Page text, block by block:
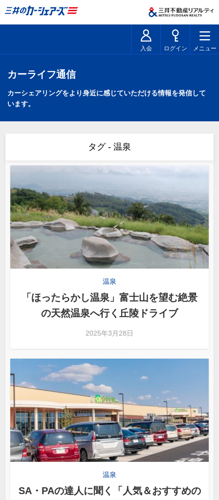
入会 ログイン メニュー
カーライフ通信
カーシェアリングをより身近に感じていただける情報を発信して
います。
タグ - 温泉
温泉
「ほったらかし温泉」富士山を望む絶景
の天然温泉へ行く丘陵ドライブ
2025年3月28日
温泉
SA・PAの達人に聞く「人気＆おすすめの